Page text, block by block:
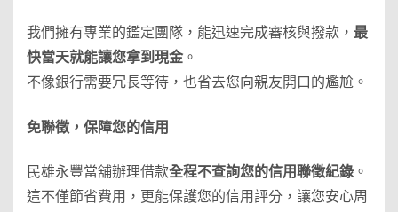
我們擁有專業的鑑定團隊，能迅速完成審核與撥款， 最
快當天就能讓您拿到現金 。
不像銀行需要冗長等待，也省去您向親友開口的尷尬。
免聯徵，保障您的信用
民雄永豐當舖辦理借款全程不查詢您的信用聯徵紀錄 。
這不僅節省費用，更能保護您的信用評分，讓您安心周